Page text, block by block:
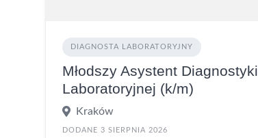
DIAGNOSTA LABORATORYJNY
Młodszy Asystent Diagnostyki
Laboratoryjnej (k/m)
Kraków
DODANE 3 SIERPNIA 2026